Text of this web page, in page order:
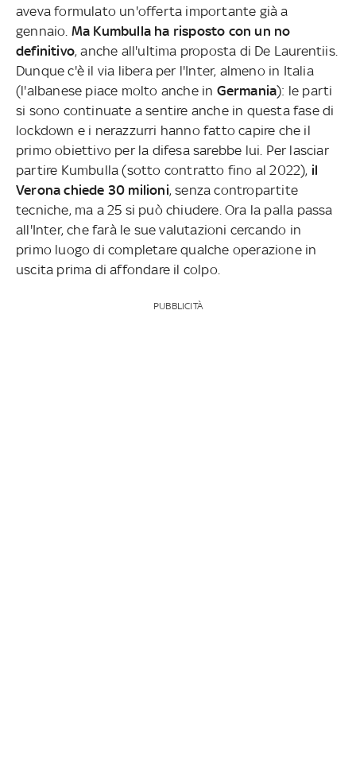
aveva formulato un'offerta importante già a
gennaio. Ma Kumbulla ha risposto con un no
definitivo, anche all'ultima proposta di De Laurentiis.
Dunque c'è il via libera per l'Inter, almeno in Italia
(l'albanese piace molto anche in Germania): le parti
si sono continuate a sentire anche in questa fase di
lockdown e i nerazzurri hanno fatto capire che il
primo obiettivo per la difesa sarebbe lui. Per lasciar
partire Kumbulla (sotto contratto fino al 2022), il
Verona chiede 30 milioni, senza contropartite
tecniche, ma a 25 si può chiudere. Ora la palla passa
all'Inter, che farà le sue valutazioni cercando in
primo luogo di completare qualche operazione in
uscita prima di affondare il colpo.
PUBBLICITÀ